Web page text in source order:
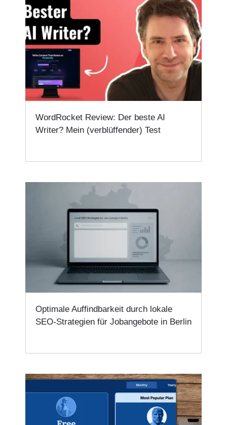
WordRocket Review: Der beste AI
Writer? Mein (verblüffender) Test
Optimale Auffindbarkeit durch lokale
SEO-Strategien für Jobangebote in Berlin